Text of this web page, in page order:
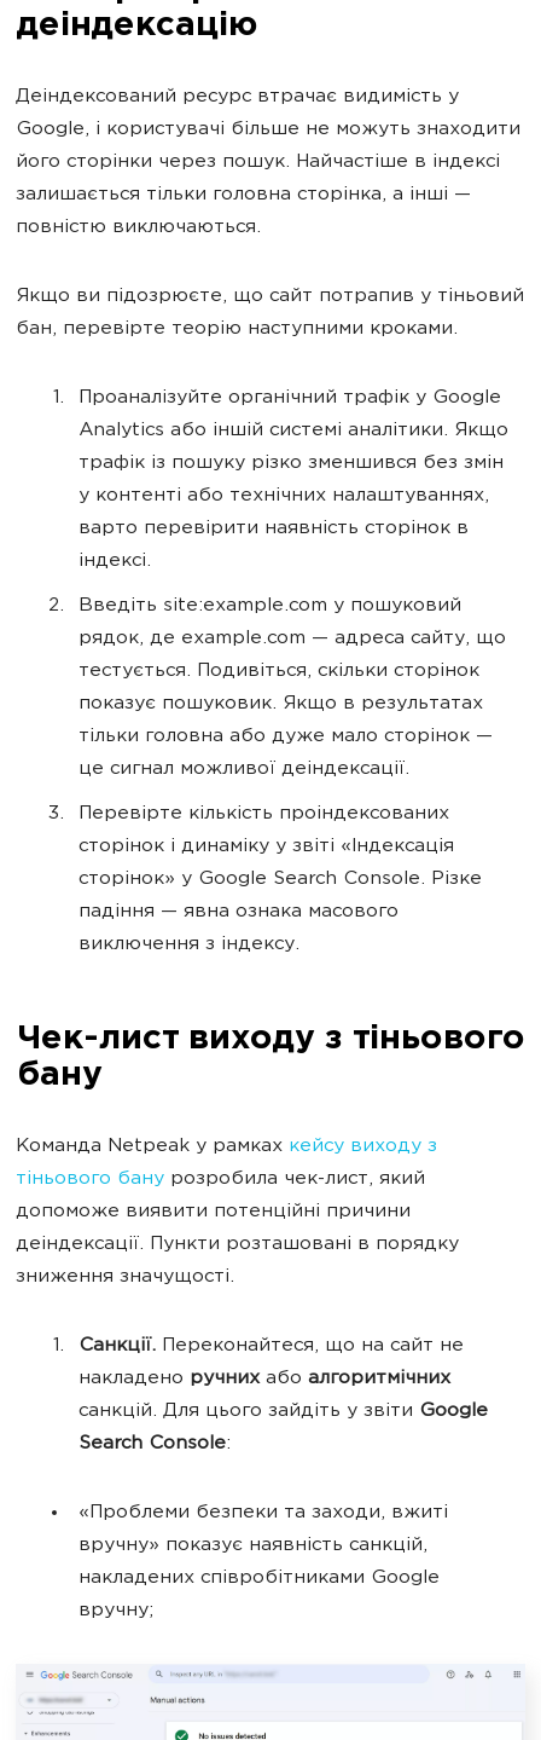
деіндексацію
Деіндексований ресурс втрачає видимість у
Google, і користувачі більше не можуть знаходити
його сторінки через пошук. Найчастіше в індексі
залишається тільки головна сторінка, а інші —
повністю виключаються.
Якщо ви підозрюєте, що сайт потрапив у тіньовий
бан, перевірте теорію наступними кроками.
Проаналізуйте органічний трафік у Google
Analytics або іншій системі аналітики. Якщо
трафік із пошуку різко зменшився без змін
у контенті або технічних налаштуваннях,
варто перевірити наявність сторінок в
індексі.
Введіть site:example.com у пошуковий
рядок, де example.com — адреса сайту, що
тестується. Подивіться, скільки сторінок
показує пошуковик. Якщо в результатах
тільки головна або дуже мало сторінок —
це сигнал можливої деіндексації.
Перевірте кількість проіндексованих
сторінок і динаміку у звіті «Індексація
сторінок» у Google Search Console. Різке
падіння — явна ознака масового
виключення з індексу.
Чек-лист виходу з тіньового
бану
Команда Netpeak у рамках кейсу виходу з
тіньового бану розробила чек-лист, який
допоможе виявити потенційні причини
деіндексації. Пункти розташовані в порядку
зниження значущості.
Санкції. Переконайтеся, що на сайт не
накладено ручних або алгоритмічних
санкцій. Для цього зайдіть у звіти Google
Search Console:
«Проблеми безпеки та заходи, вжиті
вручну» показує наявність санкцій,
накладених співробітниками Google
вручну;